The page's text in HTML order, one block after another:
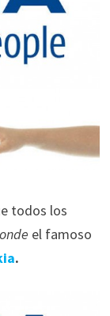
todos los
el famoso
.